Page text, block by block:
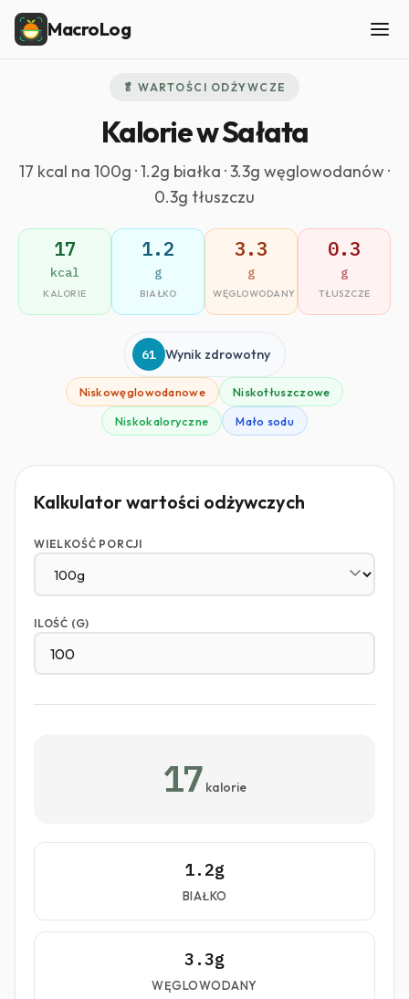
MacroLog
🥬 WARTOŚCI ODŻYWCZE
Kalorie w Sałata
17 kcal na 100g · 1.2g białka · 3.3g węglowodanów ·
0.3g tłuszczu
17
kcal
KALORIE
1.2
g
BIAŁKO
3.3
g
WĘGLOWODANY
0.3
g
TŁUSZCZE
61 Wynik zdrowotny
Niskowęglowodanowe
Niskotłuszczowe
Niskokaloryczne
Mało sodu
Kalkulator wartości odżywczych
WIELKOŚĆ PORCJI
ILOŚĆ (G)
17 kalorie
1.2g
BIAŁKO
3.3g
WĘGLOWODANY